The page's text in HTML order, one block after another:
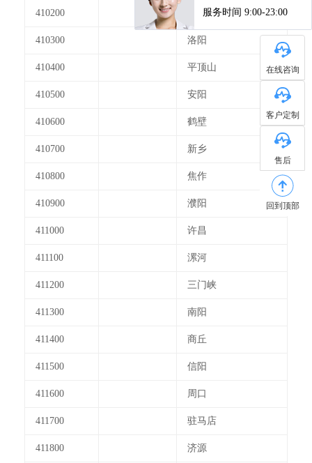
410200 开封
410300 洛阳
410400 平顶山
410500 安阳
410600 鹤壁
410700 新乡
410800 焦作
410900 濮阳
411000 许昌
411100 漯河
411200 三门峡
411300 南阳
411400 商丘
411500 信阳
411600 周口
411700 驻马店
411800 济源
在线咨询
客户定制
售后
回到顶部